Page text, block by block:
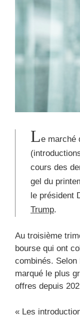
Le marché
cours des
gel du
le président
Trump.
Au troisième
bourse qui ont
combinés.
marqué le plus
offres depuis
« Les